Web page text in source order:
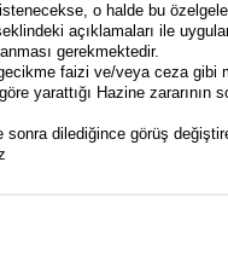
o halde bu
açıklamaları ile
gerekmektedir.
faizi ve/veya ceza gibi
yarattığı Hazine zararının
dilediğince görüş